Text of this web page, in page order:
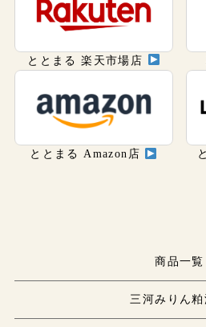
ととまる 楽天市場店
ととまる Amazon店
商品一覧
三河みりん粕